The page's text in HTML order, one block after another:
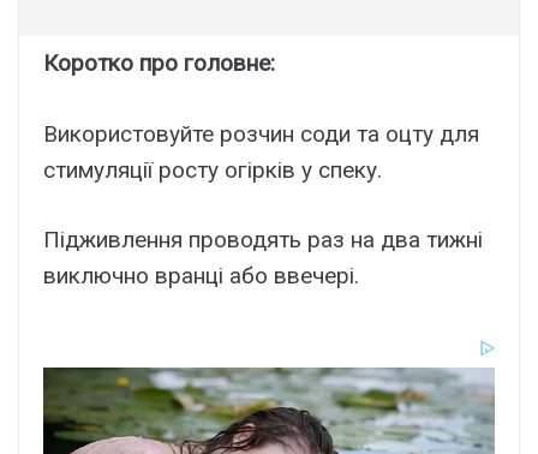
Коротко про головне:
Використовуйте розчин соди та оцту для
стимуляції росту огірків у спеку.
Підживлення проводять раз на два тижні
виключно вранці або ввечері.